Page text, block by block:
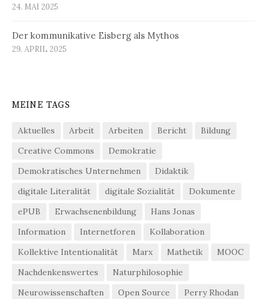
24. MAI 2025
Der kommunikative Eisberg als Mythos
29. APRIL 2025
MEINE TAGS
Aktuelles Arbeit Arbeiten Bericht
Bildung
Creative Commons
Demokratie
Demokratisches Unternehmen
Didaktik
digitale Literalität
digitale Sozialität
Dokumente
ePUB
Erwachsenenbildung
Hans Jonas
Information
Internetforen
Kollaboration
Kollektive Intentionalität
Marx Mathetik
MOOC
Nachdenkenswertes
Naturphilosophie
Neurowissenschaften
Open Source
Perry Rhodan